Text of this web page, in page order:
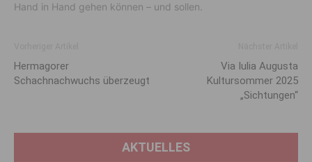
Hand in Hand gehen können – und sollen.
Hermagorer
Schachnachwuchs überzeugt
Via Iulia Augusta
Kultursommer 2025
„Sichtungen“
AKTUELLES